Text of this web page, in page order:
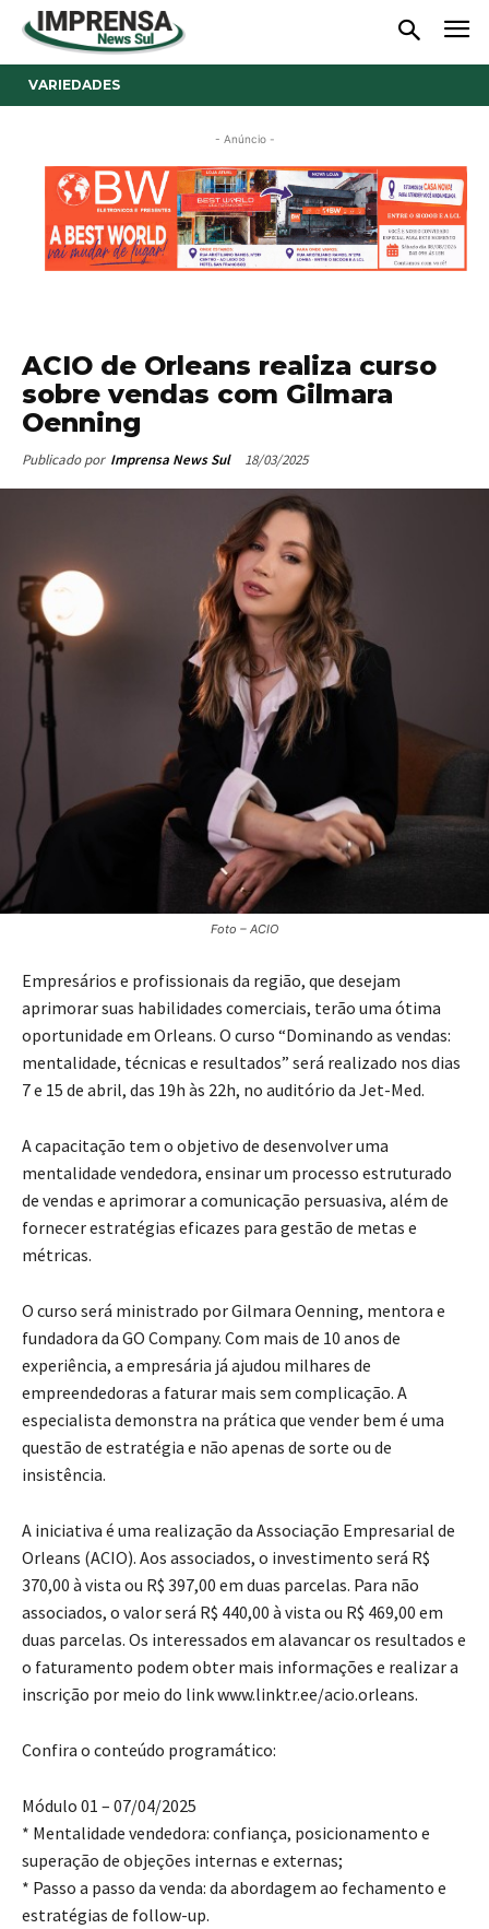
VARIEDADES
- Anúncio -
ACIO de Orleans realiza curso
sobre vendas com Gilmara
Oenning
Publicado por Imprensa News Sul 18/03/2025
Foto – ACIO
Empresários e profissionais da região, que desejam
aprimorar suas habilidades comerciais, terão uma ótima
oportunidade em Orleans. O curso “Dominando as vendas:
mentalidade, técnicas e resultados” será realizado nos dias
7 e 15 de abril, das 19h às 22h, no auditório da Jet-Med.
A capacitação tem o objetivo de desenvolver uma
mentalidade vendedora, ensinar um processo estruturado
de vendas e aprimorar a comunicação persuasiva, além de
fornecer estratégias eficazes para gestão de metas e
métricas.
O curso será ministrado por Gilmara Oenning, mentora e
fundadora da GO Company. Com mais de 10 anos de
experiência, a empresária já ajudou milhares de
empreendedoras a faturar mais sem complicação. A
especialista demonstra na prática que vender bem é uma
questão de estratégia e não apenas de sorte ou de
insistência.
A iniciativa é uma realização da Associação Empresarial de
Orleans (ACIO). Aos associados, o investimento será R$
370,00 à vista ou R$ 397,00 em duas parcelas. Para não
associados, o valor será R$ 440,00 à vista ou R$ 469,00 em
duas parcelas. Os interessados em alavancar os resultados e
o faturamento podem obter mais informações e realizar a
inscrição por meio do link www.linktr.ee/acio.orleans.
Confira o conteúdo programático:
Módulo 01 – 07/04/2025
* Mentalidade vendedora: confiança, posicionamento e
superação de objeções internas e externas;
* Passo a passo da venda: da abordagem ao fechamento e
estratégias de follow-up.